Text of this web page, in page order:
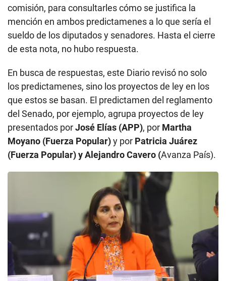
comisión, para consultarles cómo se justifica la
mención en ambos predictamenes a lo que sería el
sueldo de los diputados y senadores. Hasta el cierre
de esta nota, no hubo respuesta.
En busca de respuestas, este Diario revisó no solo
los predictamenes, sino los proyectos de ley en los
que estos se basan. El predictamen del reglamento
del Senado, por ejemplo, agrupa proyectos de ley
presentados porJosé Elías (APP), por Martha
Moyano (Fuerza Popular)y por Patricia Juárez
(Fuerza Popular) y Alejandro Cavero (Avanza País).